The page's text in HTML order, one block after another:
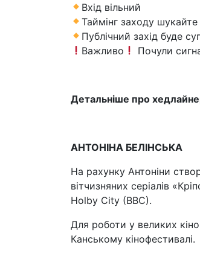
Вхід вільний
Таймінг заходу
Публічний захід буде
Важливо
Почули
Детальніше про
АНТОНІНА БЕЛІНСЬКА
На рахунку Антоніни
вітчизняних серіалів
Holby City (BBC).
Для роботи у великих
Канському кінофестивалі.